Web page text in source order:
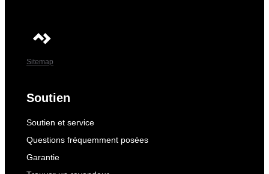
Sitemap
Soutien
Soutien et service
Questions fréquemment posées
Garantie